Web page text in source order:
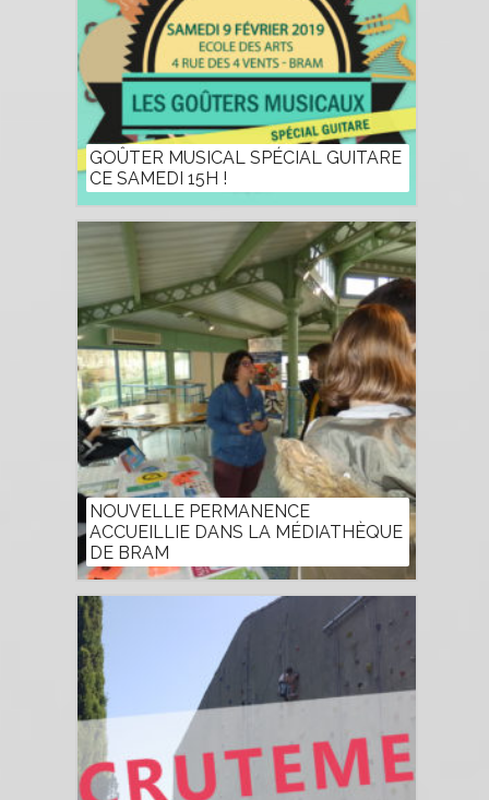
GOÛTER MUSICAL SPÉCIAL GUITARE
CE SAMEDI 15H !
NOUVELLE PERMANENCE
ACCUEILLIE DANS LA MÉDIATHÈQUE
DE BRAM